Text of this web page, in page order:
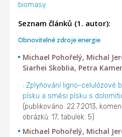
biomasy
Seznam článků (1. autor):
Obnovitelné zdroje energie
Michael Pohořelý, Michal
Siarhei Skoblia, Petra
:Zplyňování ligno-celulózové
písku a směsi písku s
(publikováno: 22.7.2013,
obrázků: 17, tabulek: 5)
Michael Pohořelý, Michal